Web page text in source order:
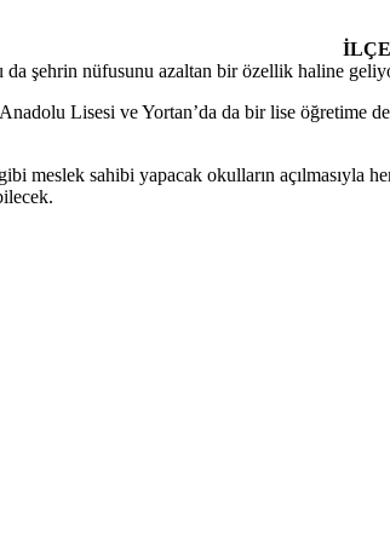
da şehrin nüfusunu azaltan bir özellik haline
Lisesi ve Yortan’da da bir lise öğretime
meslek sahibi yapacak okulların